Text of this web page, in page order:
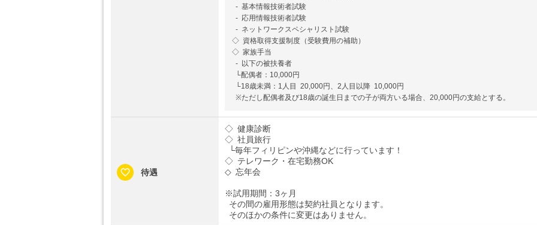
- 基本情報技術者試験
- 応用情報技術者試験
- ネットワークスペシャリスト試験
◇ 資格取得支援制度（受験費用の補助）
◇ 家族手当
- 以下の被扶養者
└配偶者：10,000円
└18歳未満：1人目 20,000円、2人目以降 10,000円
※ただし配偶者及び18歳の誕生日までの子が両方いる場合、20,000円の支給とする。
待遇
◇ 健康診断
◇ 社員旅行
└毎年フィリピンや沖縄などに行っています！
◇ テレワーク・在宅勤務OK
◇ 忘年会
※試用期間：3ヶ月
その間の雇用形態は契約社員となります。
そのほかの条件に変更はありません。